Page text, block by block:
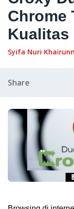
Chrome
Kualitas
Syifa Nuri
Share